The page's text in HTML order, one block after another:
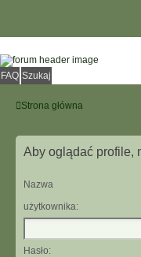
FAQ Szukaj
Strona główna
Aby oglądać profile,
Nazwa
użytkownika:
Hasło: